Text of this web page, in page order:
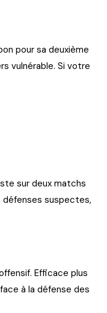
pour sa deuxième
vulnérable. Si votre
sur deux matchs
défenses suspectes,
Efficace plus
à la défense des